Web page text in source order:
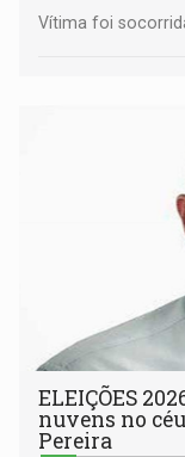
Vítima foi
ELEIÇÕES
nuvens no
Pereira